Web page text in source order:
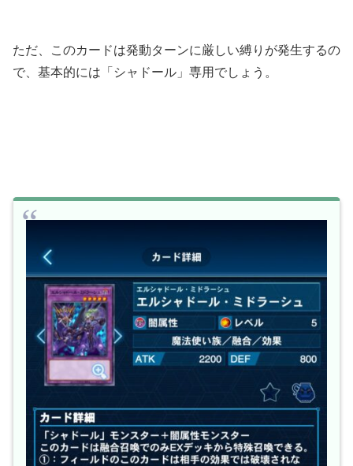
ただ、このカードは発動ターンに厳しい縛りが発生するの
で、基本的には「シャドール」専用でしょう。